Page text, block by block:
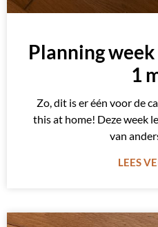
Planning
1
Zo, dit is er één voor de
this at home! Deze week
van
LEES